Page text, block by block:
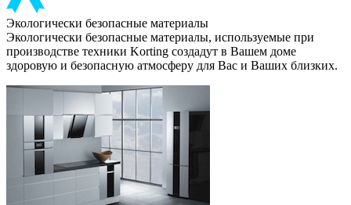
Экологически безопасные материалы
Экологически безопасные материалы, используемые при
производстве техники Korting создадут в Вашем доме
здоровую и безопасную атмосферу для Вас и Ваших близких.